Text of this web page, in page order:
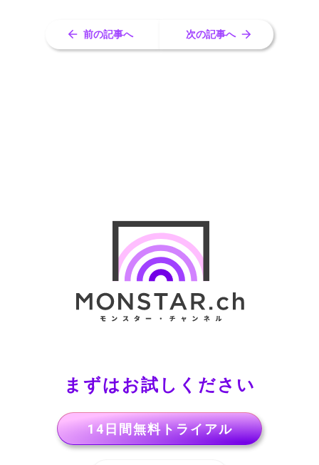
前の記事へ 次の記事へ
まずはお試しください
14日間無料トライアル